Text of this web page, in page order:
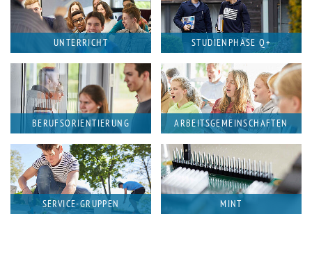
UNTERRICHT STUDIENPHASE Q+
BERUFSORIENTIERUNG ARBEITSGEMEINSCHAFTEN
SERVICE-GRUPPEN MINT